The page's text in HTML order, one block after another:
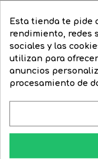
Verde
Oscuro
Azul
Guirnalda 12m y 180
Precio
regular
64,13 € Precio
48,10
16
Esta tienda te pide
rendimiento, redes
sociales y las
utilizan para
anuncios
procesamiento de